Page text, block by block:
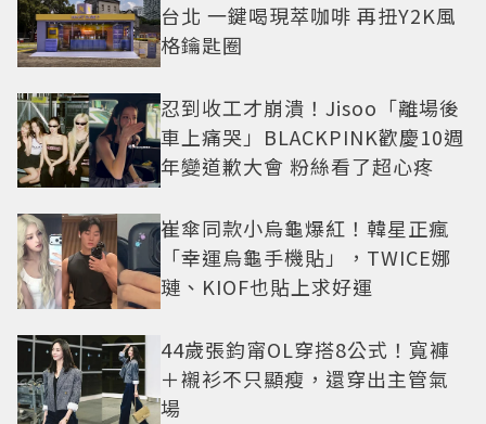
台北 一鍵喝現萃咖啡 再扭Y2K風
格鑰匙圈
忍到收工才崩潰！Jisoo「離場後
車上痛哭」BLACKPINK歡慶10週
年變道歉大會 粉絲看了超心疼
崔傘同款小烏龜爆紅！韓星正瘋
「幸運烏龜手機貼」，TWICE娜
璉、KIOF也貼上求好運
44歲張鈞甯OL穿搭8公式！寬褲
＋襯衫不只顯瘦，還穿出主管氣
場